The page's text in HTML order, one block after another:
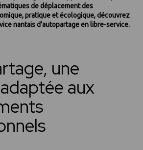
de déplacement des
pratique et écologique, découvrez
nantais d’autopartage en libre-service.
une
aux